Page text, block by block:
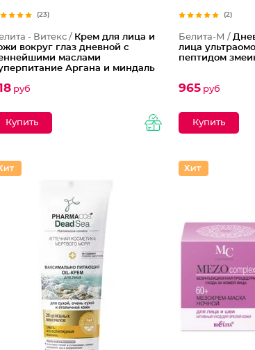
(23)
- Витекс / Крем для лица и
вокруг глаз дневной с
маслами
Аргана и миндаль
руб
(2)
Белита-М /
лица
пептидом
965 руб